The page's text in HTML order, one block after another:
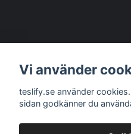
Vi använder
teslify.se använder
sidan godkänner du